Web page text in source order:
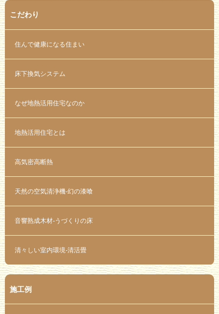
こだわり
住んで健康になる住まい
床下換気システム
なぜ地熱活用住宅なのか
地熱活用住宅とは
高気密高断熱
天然の空気清浄機-幻の漆喰
音響熟成木材-うづくりの床
清々しい室内環境-清活畳
施工例